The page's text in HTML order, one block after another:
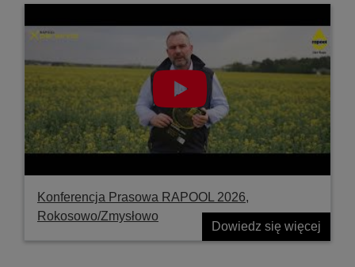
Konferencja Prasowa RAPOOL 2026,
Rokosowo/Zmysłowo
Dowiedz się więcej